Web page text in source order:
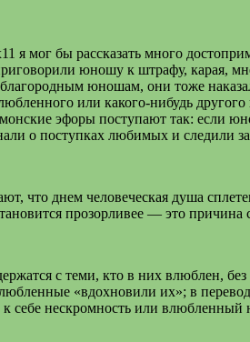
я мог бы рассказать много
юношу к штрафу, карая,
юношам, они тоже
или какого-нибудь
эфоры поступают так: если
о поступках любимых и следили
что днем человеческая душа
прозорливее — это причина
с теми, кто в них влюблен,
«вдохновили их»; в
себе нескромность или влюбленный